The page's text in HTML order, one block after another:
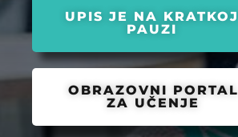
UPIS JE NA KRATKOJ
PAUZI
OBRAZOVNI PORTAL
ZA UČENJE